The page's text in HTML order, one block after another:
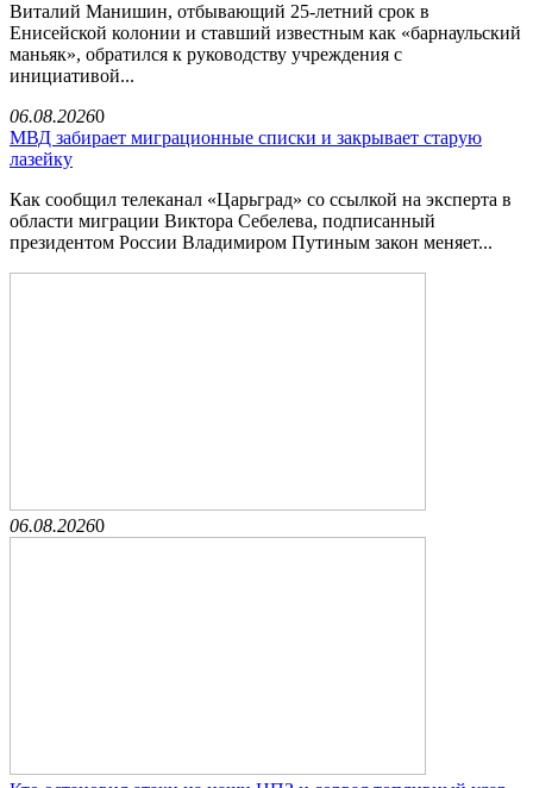
Виталий Манишин, отбывающий 25-летний срок в
Енисейской колонии и ставший известным как «барнаульский
маньяк», обратился к руководству учреждения с
инициативой...
06.08.20260
МВД забирает миграционные списки и закрывает старую
лазейку
Как сообщил телеканал «Царьград» со ссылкой на эксперта в
области миграции Виктора Себелева, подписанный
президентом России Владимиром Путиным закон меняет...
06.08.20260